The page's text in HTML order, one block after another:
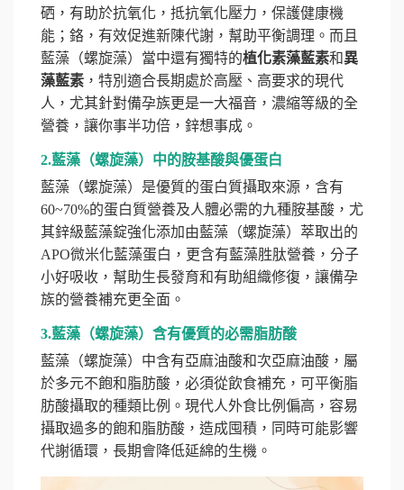
硒，有助於抗氧化，抵抗氧化壓力，保護健康機
能；鉻，有效促進新陳代謝，幫助平衡調理。而且
藍藻（螺旋藻）當中還有獨特的植化素藻藍素和異
藻藍素 ，特別適合長期處於高壓、高要求的現代
人，尤其針對備孕族更是一大福音，濃縮等級的全
營養，讓你事半功倍，鋅想事成。
2.藍藻（螺旋藻）中的胺基酸與優蛋白
藍藻（螺旋藻）是優質的蛋白質攝取來源，含有
60~70%的蛋白質營養及人體必需的九種胺基酸，尤
其鋅級藍藻錠強化添加由藍藻（螺旋藻）萃取出的
APO微米化藍藻蛋白，更含有藍藻胜肽營養，分子
小好吸收，幫助生長發育和有助組織修復，讓備孕
族的營養補充更全面。
3.藍藻（螺旋藻）含有優質的必需脂肪酸
藍藻（螺旋藻）中含有亞麻油酸和次亞麻油酸，屬
於多元不飽和脂肪酸，必須從飲食補充，可平衡脂
肪酸攝取的種類比例。現代人外食比例偏高，容易
攝取過多的飽和脂肪酸，造成囤積，同時可能影響
代謝循環，長期會降低延綿的生機。